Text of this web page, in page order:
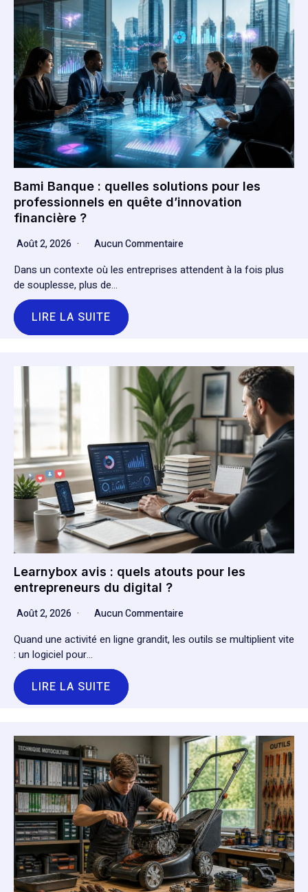
Bami Banque : quelles solutions pour les
professionnels en quête d’innovation
financière ?
Août 2, 2026
Aucun Commentaire
Dans un contexte où les entreprises attendent à la fois plus
de souplesse, plus de…
LIRE LA SUITE
Learnybox avis : quels atouts pour les
entrepreneurs du digital ?
Août 2, 2026
Aucun Commentaire
Quand une activité en ligne grandit, les outils se multiplient vite
: un logiciel pour…
LIRE LA SUITE